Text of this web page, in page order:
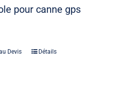
pour canne gps
Devis Détails